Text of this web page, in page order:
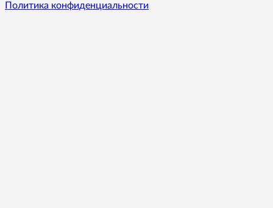
Политика конфиденциальности